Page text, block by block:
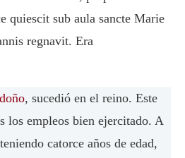
quiescit sub aula sancte Marie
regnavit. Era
, sucedió en el reino. Este
los empleos bien ejercitado. A
catorce años de edad,